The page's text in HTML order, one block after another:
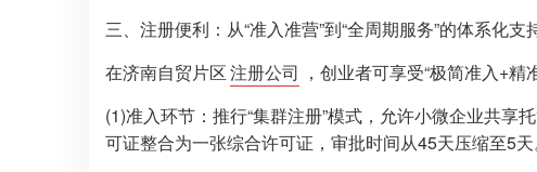
三、注册便利：从“准入准营”到“全周期服务”的体系化支
在济南自贸片区注册公司 ，创业者可享受“极简准入+精
(1)准入环节：推行“集群注册”模式，允许小微企业共享
可证整合为一张综合许可证，审批时间从45天压缩至5天